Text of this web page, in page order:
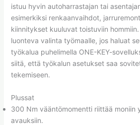
istuu hyvin autoharrastajan tai
esimerkiksi renkaanvaihdot,
kiinnitykset kuuluvat toistuviin
luonteva valinta työmaalle, jos haluat
työkalua puhelimella ONE-KEY-
siitä, että työkalun asetukset saa
tekemiseen.
Plussat
300 Nm vääntömomentti riittää moniin
avauksiin.